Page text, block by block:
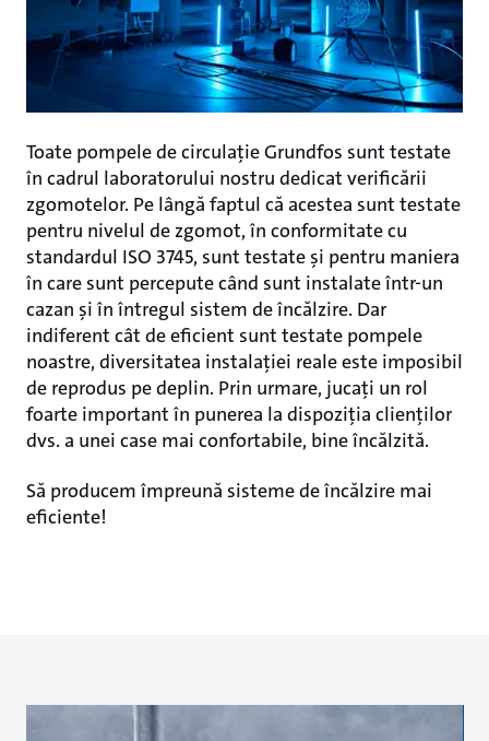
Toate pompele de circulație Grundfos sunt testate
în cadrul laboratorului nostru dedicat verificării
zgomotelor. Pe lângă faptul că acestea sunt testate
pentru nivelul de zgomot, în conformitate cu
standardul ISO 3745, sunt testate și pentru maniera
în care sunt percepute când sunt instalate într-un
cazan și în întregul sistem de încălzire. Dar
indiferent cât de eficient sunt testate pompele
noastre, diversitatea instalației reale este imposibil
de reprodus pe deplin. Prin urmare, jucați un rol
foarte important în punerea la dispoziția clienților
dvs. a unei case mai confortabile, bine încălzită.
Să producem împreună sisteme de încălzire mai
eficiente!